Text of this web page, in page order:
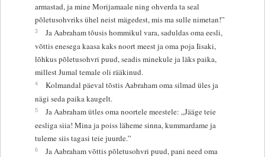
armastad, ja mine Morijamaale ning ohverda ta seal
põletusohvriks ühel neist mägedest, mis ma sulle nimetan!”
3
Ja Aabraham tõusis hommikul vara, saduldas oma eesli,
võttis enesega kaasa kaks noort meest ja oma poja Iisaki,
lõhkus põletusohvri puud, seadis minekule ja läks paika,
millest Jumal temale oli rääkinud.
4
Kolmandal päeval tõstis Aabraham oma silmad üles ja
nägi seda paika kaugelt.
5
Ja Aabraham ütles oma noortele meestele: „Jääge teie
eesliga siia! Mina ja poiss läheme sinna, kummardame ja
tuleme siis tagasi teie juurde.”
6
Ja Aabraham võttis põletusohvri puud, pani need oma